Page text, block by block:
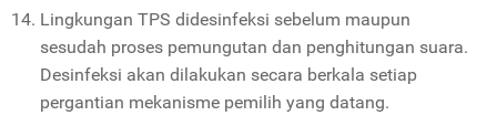
Lingkungan TPS didesinfeksi sebelum maupun
sesudah proses pemungutan dan penghitungan suara.
Desinfeksi akan dilakukan secara berkala setiap
pergantian mekanisme pemilih yang datang.